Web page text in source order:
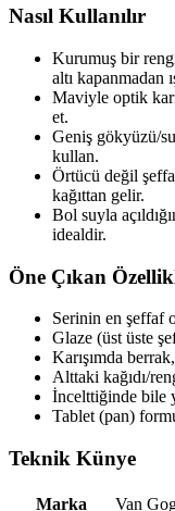
Nasıl Kullanılır
Kurumuş bir
altı kapanmadan
Maviyle optik
et.
Geniş gökyüzü/
kullan.
Örtücü değil
kağıttan gelir.
Bol suyla
idealdir.
Öne Çıkan
Serinin en şeffaf
Glaze (üst üste
Karışımda
Alttaki kağıdı/
İncelttiğinde bile
Tablet (pan)
Teknik Künye
Marka
Van